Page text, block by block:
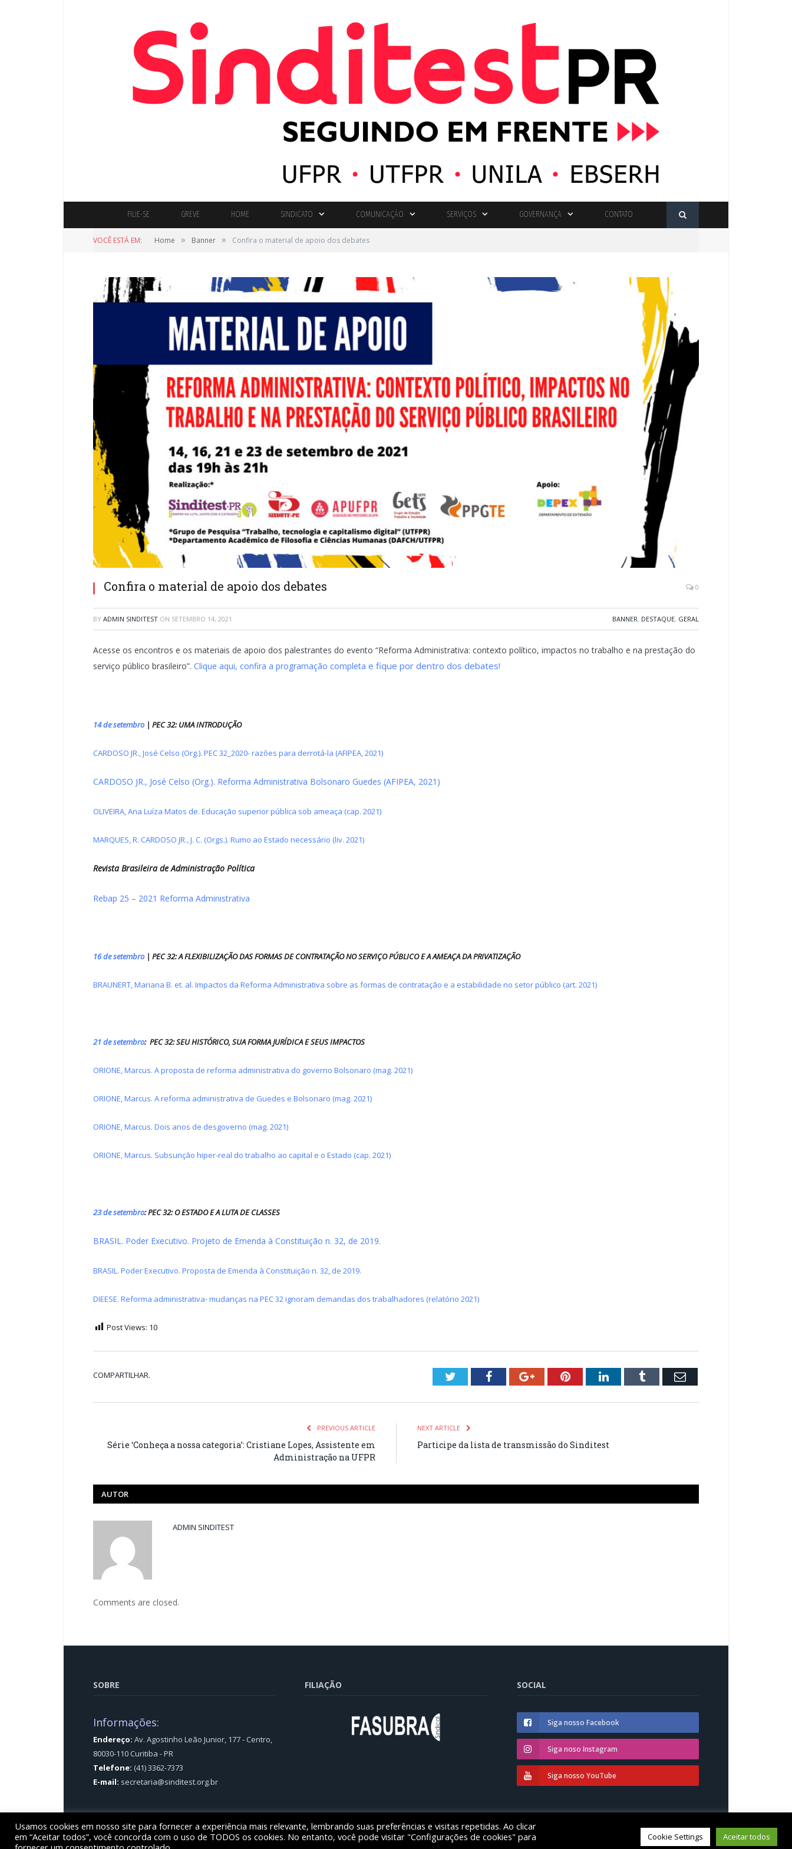
FILIE-SE GREVE HOME SINDICATO COMUNICAÇÃO SERVIÇOS GOVERNANÇA CONTATO
VOCÊ ESTÁ EM: Home » Banner » Confira o material de apoio dos debates
Confira o material de apoio dos debates 0
BY ADMIN SINDITEST ON SETEMBRO 14, 2021 BANNER, DESTAQUE, GERAL
Acesse os encontros e os materiais de apoio dos palestrantes do evento “Reforma Administrativa: contexto político, impactos no trabalho e na prestação do
serviço público brasileiro”. Clique aqui, confira a programação completa e fique por dentro dos debates!
14 de setembro| PEC 32: UMA INTRODUÇÃO
CARDOSO JR., José Celso (Org.). PEC 32_2020- razões para derrotá-la (AFIPEA, 2021)
CARDOSO JR., José Celso (Org.). Reforma Administrativa Bolsonaro Guedes (AFIPEA, 2021)
OLIVEIRA, Ana Luíza Matos de. Educação superior pública sob ameaça (cap. 2021)
MARQUES, R. CARDOSO JR., J. C. (Orgs.). Rumo ao Estado necessário (liv. 2021)
Revista Brasileira de Administração Política
Rebap 25 – 2021 Reforma Administrativa
16 de setembro| PEC 32: A FLEXIBILIZAÇÃO DAS FORMAS DE CONTRATAÇÃO NO SERVIÇO PÚBLICO E A AMEAÇA DA PRIVATIZAÇÃO
BRAUNERT, Mariana B. et. al. Impactos da Reforma Administrativa sobre as formas de contratação e a estabilidade no setor público (art. 2021)
21 de setembro: PEC 32: SEU HISTÓRICO, SUA FORMA JURÍDICA E SEUS IMPACTOS
ORIONE, Marcus. A proposta de reforma administrativa do governo Bolsonaro (mag. 2021)
ORIONE, Marcus. A reforma administrativa de Guedes e Bolsonaro (mag. 2021)
ORIONE, Marcus. Dois anos de desgoverno (mag. 2021)
ORIONE, Marcus. Subsunção hiper-real do trabalho ao capital e o Estado (cap. 2021)
23 de setembro: PEC 32: O ESTADO E A LUTA DE CLASSES
BRASIL. Poder Executivo. Projeto de Emenda à Constituição n. 32, de 2019.
BRASIL. Poder Executivo. Proposta de Emenda à Constituição n. 32, de 2019.
DIEESE. Reforma administrativa- mudanças na PEC 32 ignoram demandas dos trabalhadores (relatório 2021)
Post Views: 10
COMPARTILHAR. TwitterFacebookGoogle+PinterestLinkedInTumblr Email
PREVIOUS ARTICLE
Série ‘Conheça a nossa categoria’: Cristiane Lopes, Assistente em
Administração na UFPR
NEXT ARTICLE
Participe da lista de transmissão do Sinditest
AUTOR
ADMIN SINDITEST
Comments are closed.
SOBRE
Informações:
Endereço: Av. Agostinho Leão Junior, 177 - Centro,
80030-110 Curitiba - PR
Telefone: (41) 3362-7373
E-mail: secretaria@sinditest.org.br
FILIAÇÃO SOCIAL
Siga nosso Facebook
Siga noso Instagram
Siga nosso YouTube
© Sinditest – Sindicato dos trabalhadores em educação das instituições federais de ensino superior no estado do Paraná
Usamos cookies em nosso site para fornecer a experiência mais relevante, lembrando suas preferências e visitas repetidas. Ao clicar
em “Aceitar todos”, você concorda com o uso de TODOS os cookies. No entanto, você pode visitar "Configurações de cookies" para
Cookie Settings Aceitar todos